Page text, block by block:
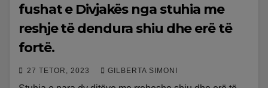
fushat e Divjakës nga stuhia me
reshje të dendura shiu dhe erë të
fortë.
27 TETOR, 2023 GILBERTA SIMONI